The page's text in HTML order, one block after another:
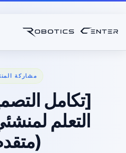
مشاركة
[تكامل
التعلم